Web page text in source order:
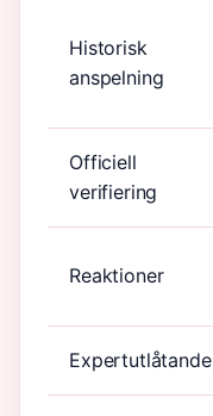
Historisk
anspelning
Officiell
verifiering
Reaktioner
Expertutlåtande